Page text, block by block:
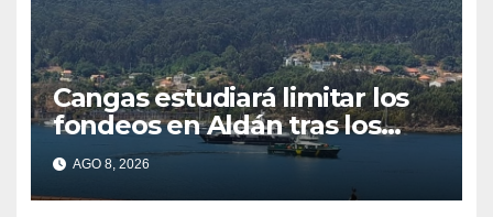
Cangas estudiará limitar los
fondeos en Aldán tras los
últimos episodios de
contaminación en Arneles
AGO 8, 2026